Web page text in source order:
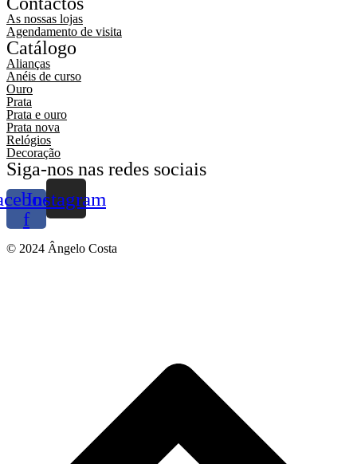
As nossas lojas
Agendamento de visita
Catálogo
Alianças
Anéis de curso
Ouro
Prata
Prata e ouro
Prata nova
Relógios
Decoração
Siga-nos nas redes sociais
f
Instagram
© 2024 Ângelo Costa